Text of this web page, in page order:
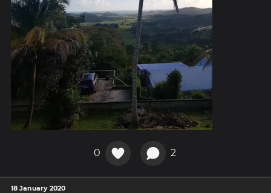
0 2
18 January 2020